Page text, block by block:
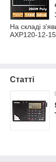
На складі
AXP120-12-
Статті